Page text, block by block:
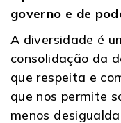
governo e de
A diversidade é
consolidação da
que respeita e
que nos permite
menos